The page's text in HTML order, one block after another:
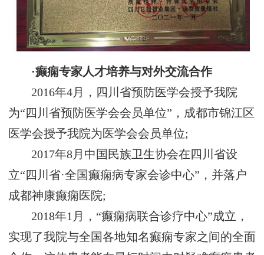
·癫痫专家人才培养与对外交流合作
2016年4月，四川省预防医学会授予我院
为“四川省预防医学会会员单位”，成都市锦江区
医学会授予我院为医学会会员单位;
2017年8月中国民族卫生协会在四川省设
立“四川省·全国癫痫病专家会诊中心”，并落户
成都神康癫痫医院;
2018年1月，“癫痫病联合诊疗中心”成立，
实现了我院与全国各地知名癫痫专家之间的全面